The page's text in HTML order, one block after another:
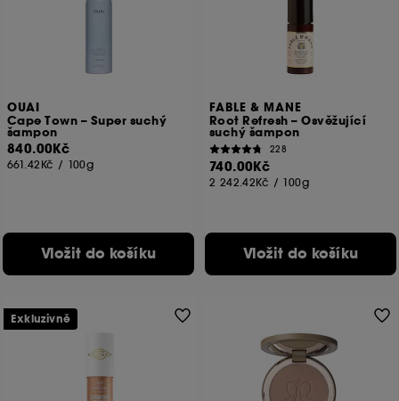
OUAI
Cape Town – Super suchý
šampon
840.00Kč
661.42Kč / 100g
Vložit do košíku
FABLE & MANE
Root Refresh – Osvěžující
suchý šampon
228
740.00Kč
2 242.42Kč / 100g
Vložit do košíku
Exkluzivně